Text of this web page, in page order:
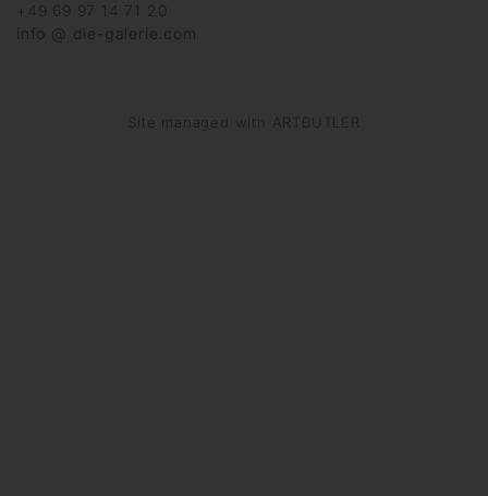
+49 69 97 14 71 20
info @ die-galerie.com
Site managed with ARTBUTLER